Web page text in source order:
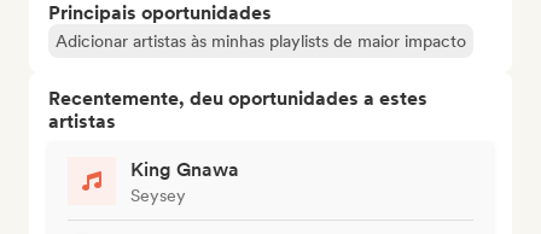
Principais oportunidades
Adicionar artistas às minhas playlists de maior impacto
Recentemente, deu oportunidades a estes
artistas
King Gnawa
Seysey